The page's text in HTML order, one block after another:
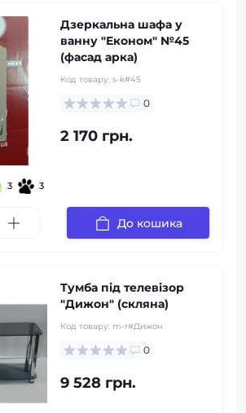
3 3
Дзеркальна шафа у
ванну "Економ" №45
(фасад арка)
Код товару: s-k#45
0
2 170 грн.
До кошика
Тумба під телевізор
"Дижон" (скляна)
Код товару: m-r#Дижон
0
9 528 грн.